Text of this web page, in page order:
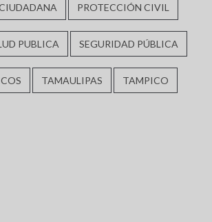
PROTECCIÓN CIVIL
PUBLICA SEGURIDAD PÚBLICA
TAMAULIPAS TAMPICO